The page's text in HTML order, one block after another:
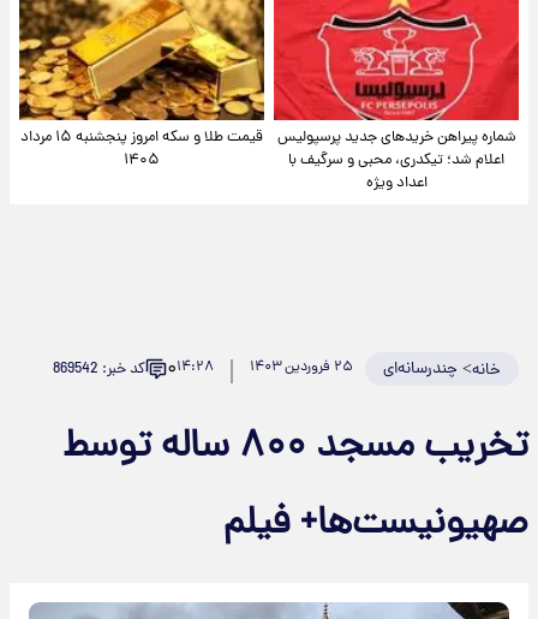
شماره پیراهن خریدهای جدید پرسپولیس
اعلام شد؛ تیکدری، محبی و سرگیف با
اعداد ویژه
قیمت طلا و سکه امروز پنجشنبه ۱۵ مرداد
۱۴۰۵
خانه> چندرسانه‌ای ۲۵ فروردین ۱۴۰۳ ۱۴:۲۸۰ کد خبر: 869542
تخریب مسجد ۸۰۰ ساله توسط
صهیونیست‌ها+ فیلم